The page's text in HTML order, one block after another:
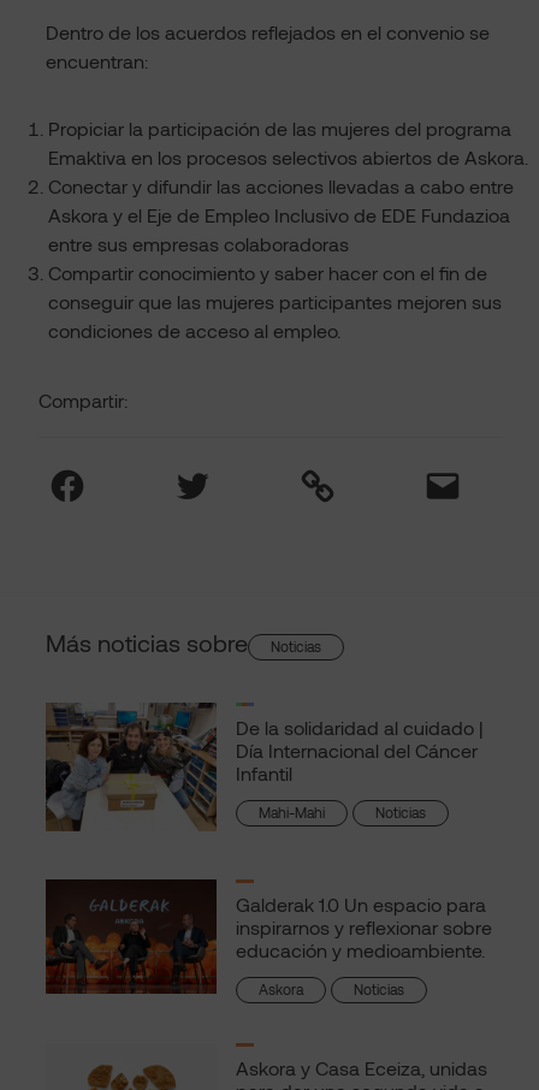
Compartir:
Facebook Twitter Link Mail
Dentro de los acuerdos reflejados en el convenio se
encuentran:
Propiciar la participación de las mujeres del programa
Emaktiva en los procesos selectivos abiertos de Askora.
Conectar y difundir las acciones llevadas a cabo entre
Askora y el Eje de Empleo Inclusivo de EDE Fundazioa
entre sus empresas colaboradoras
Compartir conocimiento y saber hacer con el fin de
conseguir que las mujeres participantes mejoren sus
condiciones de acceso al empleo.
Más noticias sobre Noticias
De la solidaridad al cuidado |
Día Internacional del Cáncer
Infantil
Mahi-Mahi Noticias
Galderak 1.0 Un espacio para
inspirarnos y reflexionar sobre
educación y medioambiente.
Askora Noticias
Askora y Casa Eceiza, unidas